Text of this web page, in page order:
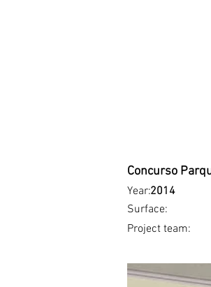
Concurso
Year:2014
Surface:
Project team: